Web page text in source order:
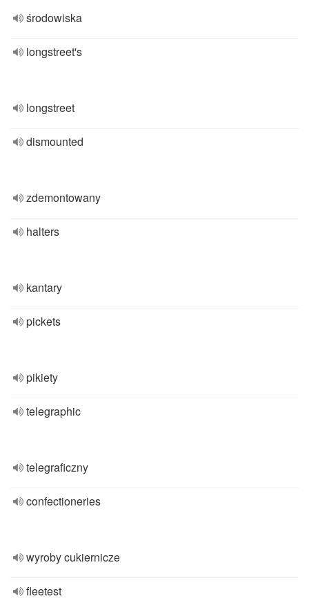
środowiska
longstreet's
longstreet
dismounted
zdemontowany
halters
kantary
pickets
pikiety
telegraphic
telegraficzny
confectioneries
wyroby cukiernicze
fleetest